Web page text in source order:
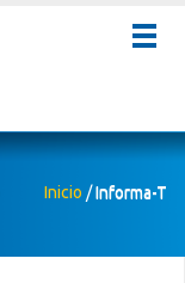
Inicio /Informa-T